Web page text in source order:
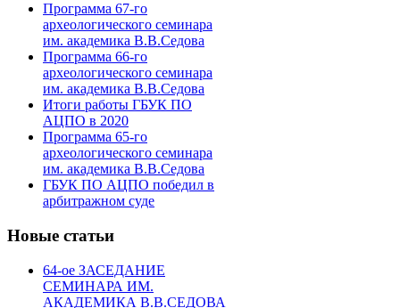
Программа 67-го
археологического семинара
им. академика В.В.Седова
Программа 66-го
археологического семинара
им. академика В.В.Седова
Итоги работы ГБУК ПО
АЦПО в 2020
Программа 65-го
археологического семинара
им. академика В.В.Седова
ГБУК ПО АЦПО победил в
арбитражном суде
Новые статьи
64-ое ЗАСЕДАНИЕ
СЕМИНАРА ИМ.
АКАДЕМИКА В.В.СЕДОВА